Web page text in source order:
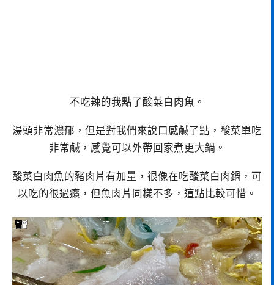
不吃辣的我點了酸菜白肉魚。
湯頭非常濃郁，但是對我們來說口感鹹了點，酸菜單吃
非常鹹，感覺可以外帶回家煮更大鍋。
酸菜白肉魚的豬肉片有加量，很像在吃酸菜白肉鍋，可
以吃的很過癮，但魚肉片同樣不多，這點比較可惜。